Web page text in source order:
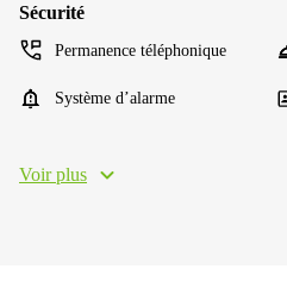
Sécurité
Permanence téléphonique
Système d’alarme
Voir plus